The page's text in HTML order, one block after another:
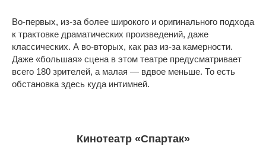
Во-первых, из-за более широкого и оригинального подхода
к трактовке драматических произведений, даже
классических. А во-вторых, как раз из-за камерности.
Даже «большая» сцена в этом театре предусматривает
всего 180 зрителей, а малая — вдвое меньше. То есть
обстановка здесь куда интимней.
Кинотеатр «Спартак»